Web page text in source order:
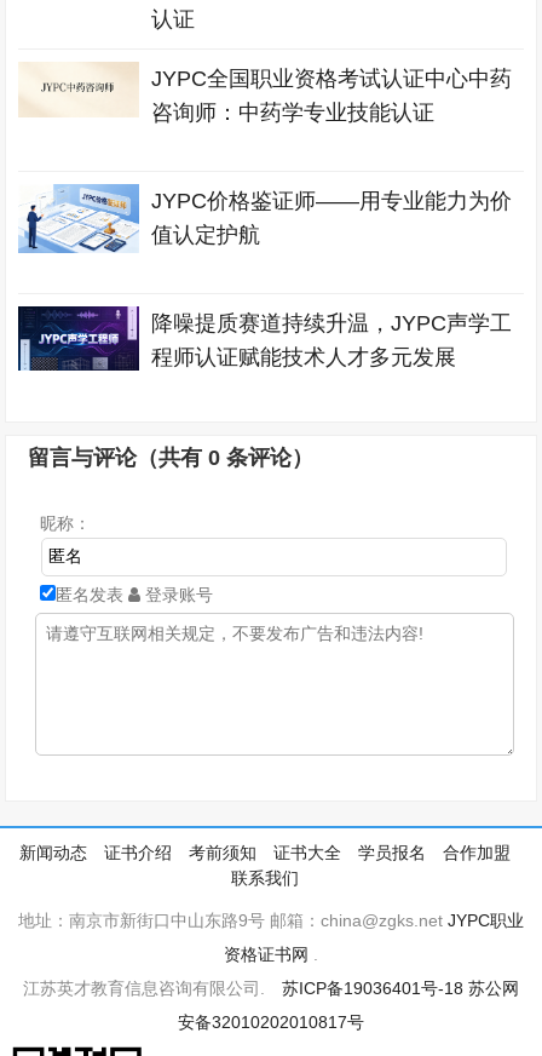
认证
JYPC全国职业资格考试认证中心中药
咨询师：中药学专业技能认证
JYPC价格鉴证师——用专业能力为价
值认定护航
降噪提质赛道持续升温，JYPC声学工
程师认证赋能技术人才多元发展
留言与评论（共有0 条评论）
昵称：
匿名发表 登录账号
新闻动态 证书介绍 考前须知 证书大全 学员报名
合作加盟
联系我们
地址：南京市新街口中山东路9号 邮箱：china@zgks.net JYPC职业
资格证书网 .
江苏英才教育信息咨询有限公司. 苏ICP备19036401号-18 苏公网
安备32010202010817号